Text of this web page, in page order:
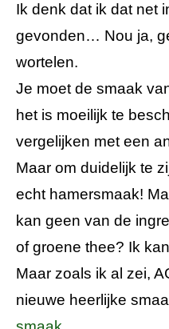
Ik denk dat ik dat net
gevonden… Nou ja,
wortelen.
Je moet de smaak
het is moeilijk te
vergelijken met een
Maar om duidelijk te
echt hamersmaak!
kan geen van de
of groene thee? Ik
Maar zoals ik al zei,
nieuwe heerlijke